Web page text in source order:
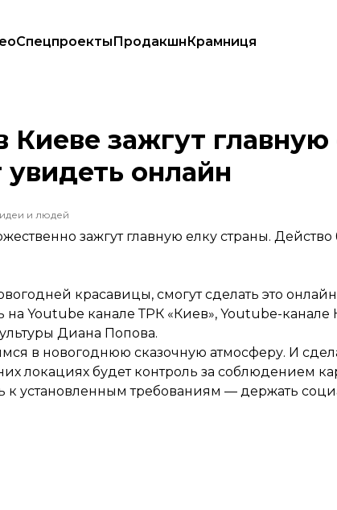
СпецпроектыПродакшнКрамниця
увидеть онлайн
Киеве зажгут главную
онлайн
и людей
зажгут главную елку страны. Действо
красавицы, смогут сделать это
на Youtube канале ТРК «Киев», Youtube-канале
Диана Попова.
в новогоднюю сказочную атмосферу. И
локациях будет контроль за соблюдением
к установленным требованиям — держать